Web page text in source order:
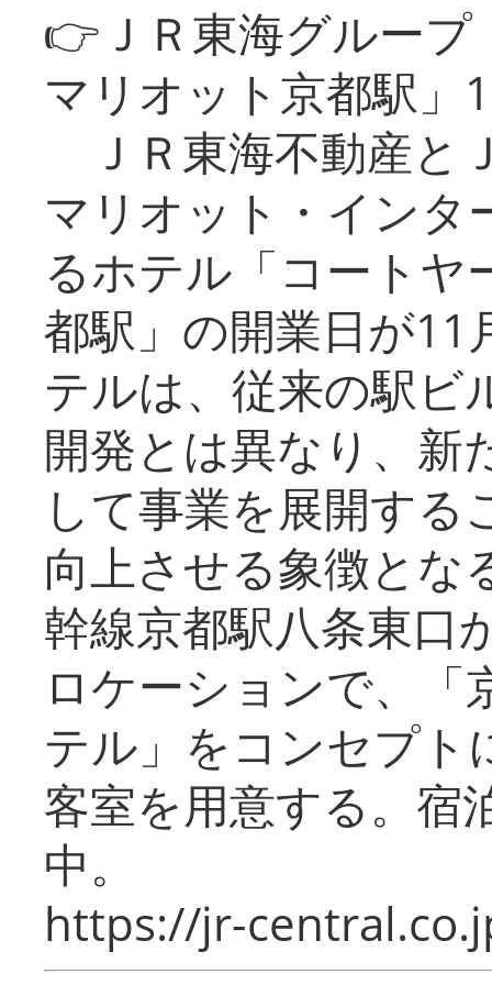
👉ＪＲ東海グルー
マリオット京都駅」
ＪＲ東海不動産と
マリオット・インタ
るホテル「コートヤ
都駅」の開業日が11
テルは、従来の駅ビ
開発とは異なり、新
して事業を展開する
向上させる象徴とな
幹線京都駅八条東口
ロケーションで、「
テル」をコンセプト
客室を用意する。宿
中。
https://jr-